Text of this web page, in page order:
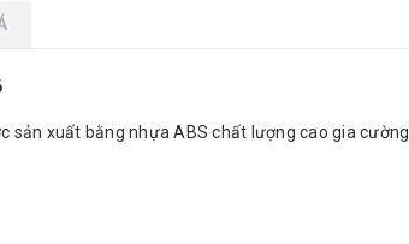
sản xuất bằng nhựa ABS chất lượng cao gia cường